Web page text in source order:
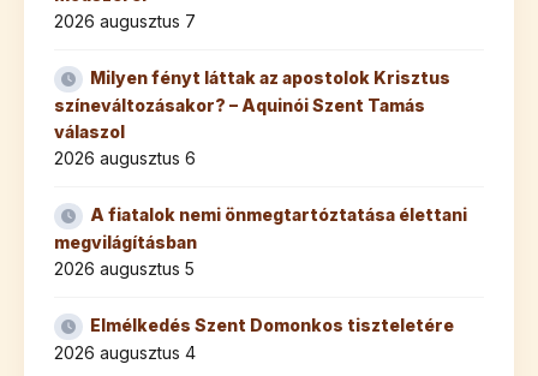
2026 augusztus 7
Milyen fényt láttak az apostolok Krisztus
színeváltozásakor? – Aquinói Szent Tamás
válaszol
2026 augusztus 6
A fiatalok nemi önmegtartóztatása élettani
megvilágításban
2026 augusztus 5
Elmélkedés Szent Domonkos tiszteletére
2026 augusztus 4